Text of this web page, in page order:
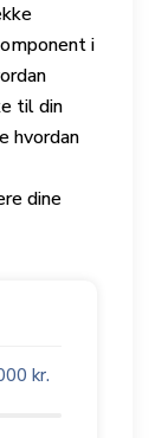
i
til din
hvordan
dine
kr.